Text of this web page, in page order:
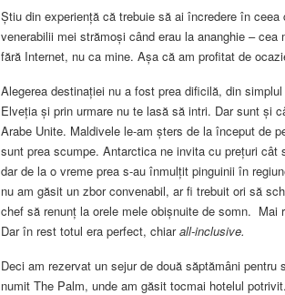
Știu din experiență că trebuie să ai încredere în
venerabilii mei strămoși când erau la ananghie –
fără Internet, nu ca mine. Așa că am profitat de
Alegerea destinației nu a fost prea dificilă, din
Elveția și prin urmare nu te lasă să intri. Dar sunt și
Arabe Unite. Maldivele le-am șters de la început de
sunt prea scumpe. Antarctica ne invita cu prețuri
dar de la o vreme prea s-au înmulțit pinguinii în
nu am găsit un zbor convenabil, ar fi trebuit ori să
chef să renunț la orele mele obișnuite de somn. Mai
Dar în rest totul era perfect, chiarall-inclusive.
Deci am rezervat un sejur de două săptămâni
numit The Palm, unde am găsit tocmai hotelul